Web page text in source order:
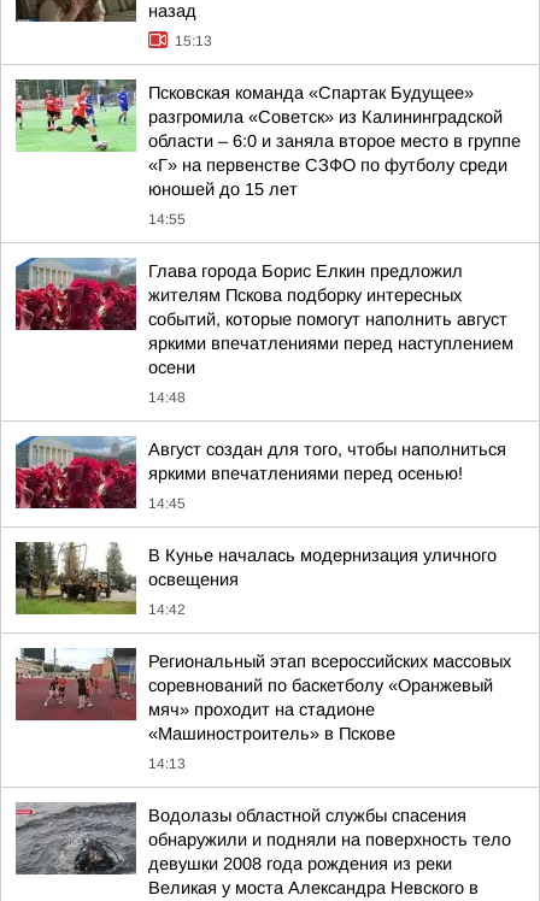
назад
15:13
Псковская команда «Спартак Будущее»
разгромила «Советск» из Калининградской
области – 6:0 и заняла второе место в группе
«Г» на первенстве СЗФО по футболу среди
юношей до 15 лет
14:55
Глава города Борис Елкин предложил
жителям Пскова подборку интересных
событий, которые помогут наполнить август
яркими впечатлениями перед наступлением
осени
14:48
Август создан для того, чтобы наполниться
яркими впечатлениями перед осенью!
14:45
В Кунье началась модернизация уличного
освещения
14:42
Региональный этап всероссийских массовых
соревнований по баскетболу «Оранжевый
мяч» проходит на стадионе
«Машиностроитель» в Пскове
14:13
Водолазы областной службы спасения
обнаружили и подняли на поверхность тело
девушки 2008 года рождения из реки
Великая у моста Александра Невского в